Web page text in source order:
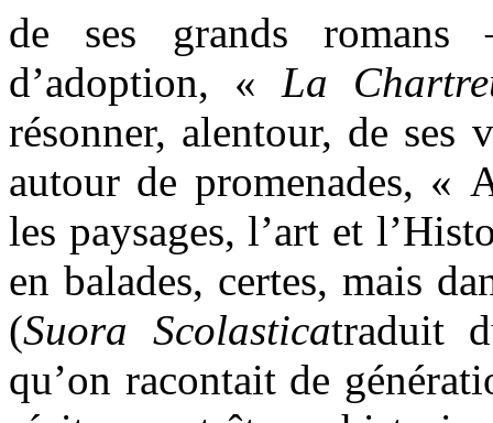
de ses grands
d’adoption, « La
résonner, alentour, de ses
autour de promenades, «
les paysages, l’art et
en balades, certes, mais
(Suora Scolasticatraduit
qu’on racontait de